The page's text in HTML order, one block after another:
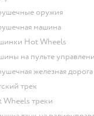
оружия
машина
Hot Wheels
на пульте
железная дорога
трек
Wheels треки